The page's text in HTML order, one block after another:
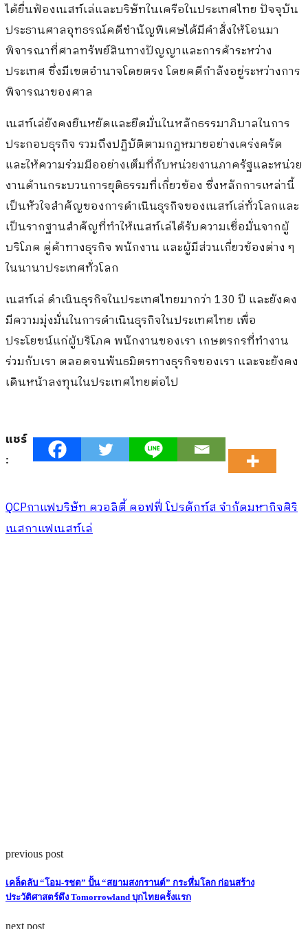
ได้ยื่นฟ้องเนสท์เล่และบริษัทในเครือในประเทศไทย ปัจจุบัน
ประธานศาลอุทธรณ์คดีชำนัญพิเศษได้มีคำสั่งให้โอนมา
พิจารณาที่ศาลทรัพย์สินทางปัญญาและการค้าระหว่าง
ประเทศ ซึ่งมีเขตอำนาจโดยตรง โดยคดีกำลังอยู่ระหว่างการ
พิจารณาของศาล
เนสท์เล่ยังคงยืนหยัดและยึดมั่นในหลักธรรมาภิบาลในการ
ประกอบธุรกิจ รวมถึงปฏิบัติตามกฎหมายอย่างเคร่งครัด
และให้ความร่วมมืออย่างเต็มที่กับหน่วยงานภาครัฐและหน่วย
งานด้านกระบวนการยุติธรรมที่เกี่ยวข้อง ซึ่งหลักการเหล่านี้
เป็นหัวใจสำคัญของการดำเนินธุรกิจของเนสท์เล่ทั่วโลกและ
เป็นรากฐานสำคัญที่ทำให้เนสท์เล่ได้รับความเชื่อมั่นจากผู้
บริโภค คู่ค้าทางธุรกิจ พนักงาน และผู้มีส่วนเกี่ยวข้องต่าง ๆ
ในนานาประเทศทั่วโลก
เนสท์เล่ ดำเนินธุรกิจในประเทศไทยมากว่า 130 ปี และยังคง
มีความมุ่งมั่นในการดำเนินธุรกิจในประเทศไทย เพื่อ
ประโยชน์แก่ผู้บริโภค พนักงานของเรา เกษตรกรที่ทำงาน
ร่วมกับเรา ตลอดจนพันธมิตรทางธุรกิจของเรา และจะยังคง
เดินหน้าลงทุนในประเทศไทยต่อไป
แชร์
:
QCPกาแฟบริษัท ควอลิตี้ คอฟฟี่ โปรดักท์ส จำกัดมหากิจศิริ
เนสกาแฟเนสท์เล่
previous post
เคล็ดลับ “โอม-รชต” ปั้น “สยามสงกรานต์” กระหึ่มโลก ก่อนสร้าง
ประวัติศาสตร์ดึง Tomorrowland บุกไทยครั้งแรก
next post